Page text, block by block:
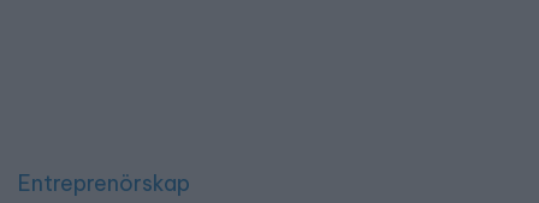
Entreprenörskap